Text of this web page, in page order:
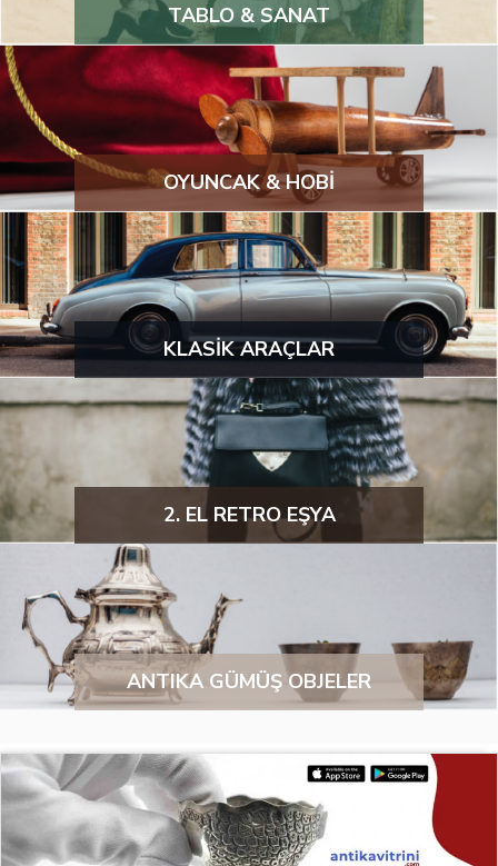
TABLO & SANAT
OYUNCAK & HOBİ
KLASİK ARAÇLAR
2. EL RETRO EŞYA
ANTIKA GÜMÜŞ OBJELER